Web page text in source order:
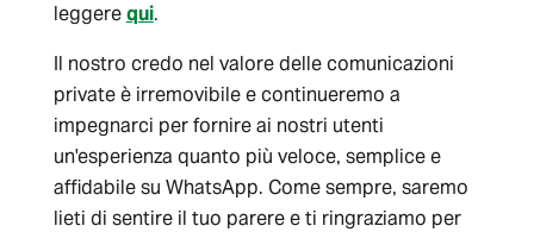
leggerequi.
Il nostro credo nel valore delle comunicazioni
private è irremovibile e continueremo a
impegnarci per fornire ai nostri utenti
un'esperienza quanto più veloce, semplice e
affidabile su WhatsApp. Come sempre, saremo
lieti di sentire il tuo parere e ti ringraziamo per